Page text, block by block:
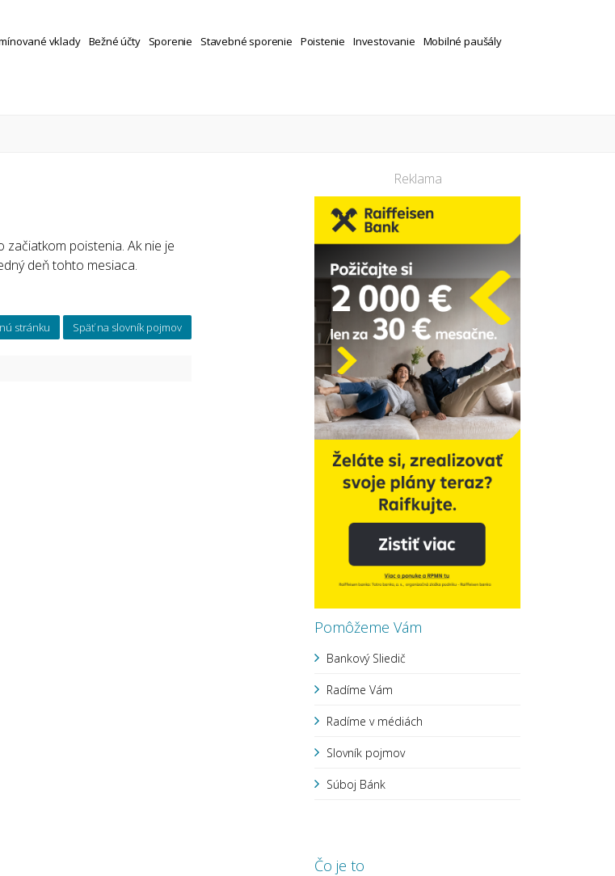
vklady Bežné účty Sporenie Stavebné sporenie Poistenie Investovanie Mobilné paušály
poistenia. Ak nie je
deň tohto mesiaca.
stránku Späť na slovník pojmov
Reklama
Pomôžeme Vám
Bankový Sliedič
Radíme Vám
Radíme v médiách
Slovník pojmov
Súboj Bánk
Čo je to